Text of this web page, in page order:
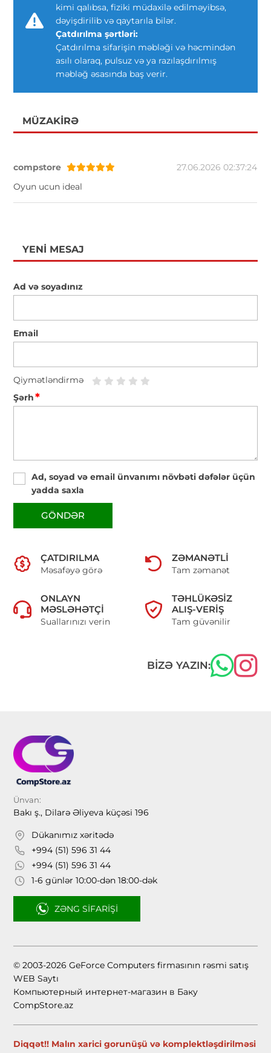
kimi qalıbsa, fiziki müdaxilə edilməyibsə,
dəyişdirilib və qaytarıla bilər.
Çatdırılma şərtləri:
Çatdırılma sifarişin məbləği və həcmindən
asılı olaraq, pulsuz və ya razılaşdırılmış
məbləğ əsasında baş verir.
MÜZAKIRƏ
compstore
27.06.2026 02:37:24
Oyun ucun ideal
YENI MESAJ
Ad və soyadınız
Email
Qiymətləndirmə
Şərh*
Ad, soyad və email ünvanımı növbəti dəfələr üçün
yadda saxla
GÖNDƏR
ÇATDIRILMA
Məsafəyə görə
ZƏMANƏTLI
Tam zəmanət
ONLAYN
MƏSLƏHƏTÇI
Suallarınızı verin
TƏHLÜKƏSIZ
ALIŞ-VERIŞ
Tam güvənilir
BIZƏ YAZIN:
Ünvan:
Bakı ş., Dilarə Əliyeva küçəsi 196
Dükanımız xəritədə
+994 (51) 596 31 44
+994 (51) 596 31 44
1-6 günlər 10:00-dən 18:00-dək
ZƏNG SIFARIŞI
© 2003-2026 GeForce Computers firmasının rəsmi satış
WEB Saytı
Компьютерный интернет-магазин в Баку
CompStore.az
Diqqət!! Malın xarici gorunüşü və komplektləşdirilməsi